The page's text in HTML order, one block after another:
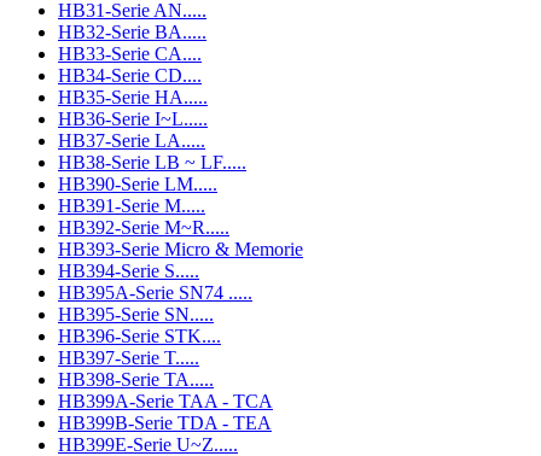
HB31-Serie AN.....
HB32-Serie BA.....
HB33-Serie CA....
HB34-Serie CD....
HB35-Serie HA.....
HB36-Serie I~L.....
HB37-Serie LA.....
HB38-Serie LB ~ LF.....
HB390-Serie LM.....
HB391-Serie M.....
HB392-Serie M~R.....
HB393-Serie Micro & Memorie
HB394-Serie S.....
HB395A-Serie SN74 .....
HB395-Serie SN.....
HB396-Serie STK....
HB397-Serie T.....
HB398-Serie TA.....
HB399A-Serie TAA - TCA
HB399B-Serie TDA - TEA
HB399E-Serie U~Z.....